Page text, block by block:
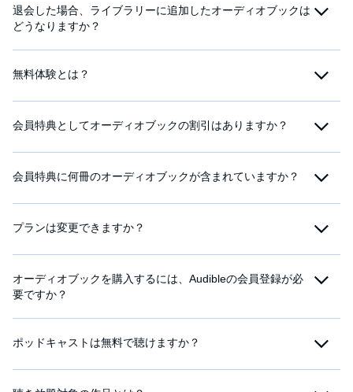
退会した場合、ライブラリーに追加したオーディオブックは
どうなりますか？
無料体験とは？
会員特典としてオーディオブックの割引はありますか？
会員特典に何冊のオーディオブックが含まれていますか？
プランは変更できますか？
オーディオブックを購入するには、Audibleの会員登録が必
要ですか？
ポッドキャストは無料で聴けますか？